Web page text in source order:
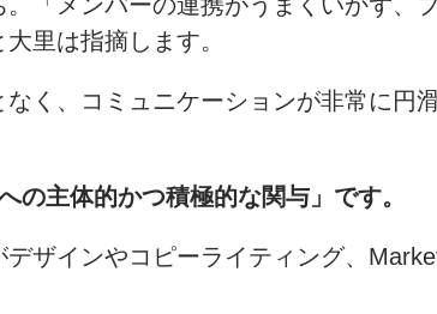
里は指摘します。
く、コミュニケーションが非常に円
の主体的かつ積極的な関与」です。
ザインやコピーライティング、